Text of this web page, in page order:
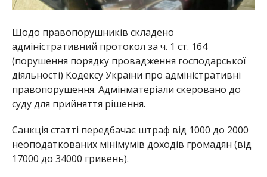
Щодо правопорушників складено
адміністративний протокол за ч. 1 ст. 164
(порушення порядку провадження господарської
діяльності) Кодексу України про адміністративні
правопорушення. Адмінматеріали скеровано до
суду для прийняття рішення.
Санкція статті передбачає штраф від 1000 до 2000
неоподаткованих мінімумів доходів громадян (від
17000 до 34000 гривень).